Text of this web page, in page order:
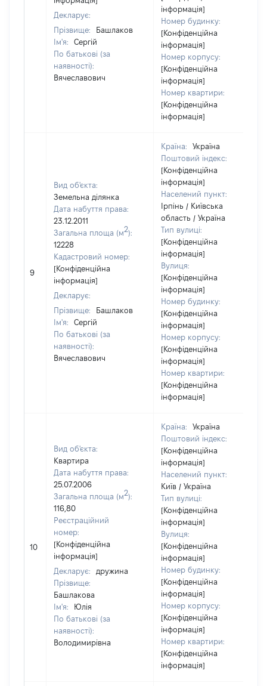
Декларує:
Прізвище:
Башлаков
Ім'я:
Сергій
По батькові (за
наявності):
Вячеславович
інформація]
Номер будинку:
[Конфіденційна
інформація]
Номер корпусу:
[Конфіденційна
інформація]
Номер квартири:
[Конфіденційна
інформація]
9
Вид об'єкта:
Земельна ділянка
Дата набуття права:
23.12.2011
Загальна площа (м2):
12228
Кадастровий номер:
[Конфіденційна
інформація]
Декларує:
Прізвище:
Башлаков
Ім'я:
Сергій
По батькові (за
наявності):
Вячеславович
Країна:
Україна
Поштовий індекс:
[Конфіденційна
інформація]
Населений пункт:
Ірпінь / Київська
область / Україна
Тип вулиці:
[Конфіденційна
інформація]
Вулиця:
[Конфіденційна
інформація]
Номер будинку:
[Конфіденційна
інформація]
Номер корпусу:
[Конфіденційна
інформація]
Номер квартири:
[Конфіденційна
інформація]
10
Вид об'єкта:
Квартира
Дата набуття права:
25.07.2006
Загальна площа (м2):
116,80
Реєстраційний
номер:
[Конфіденційна
інформація]
Декларує:
дружина
Прізвище:
Башлакова
Ім'я:
Юлія
По батькові (за
наявності):
Володимирівна
Країна:
Україна
Поштовий індекс:
[Конфіденційна
інформація]
Населений пункт:
Київ / Україна
Тип вулиці:
[Конфіденційна
інформація]
Вулиця:
[Конфіденційна
інформація]
Номер будинку:
[Конфіденційна
інформація]
Номер корпусу:
[Конфіденційна
інформація]
Номер квартири:
[Конфіденційна
інформація]